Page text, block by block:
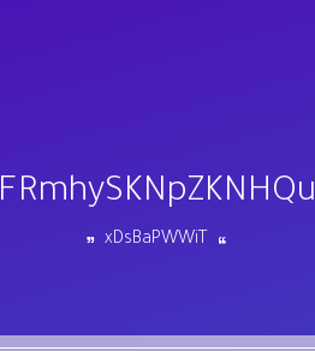
FRmhySKNpZKNHQu